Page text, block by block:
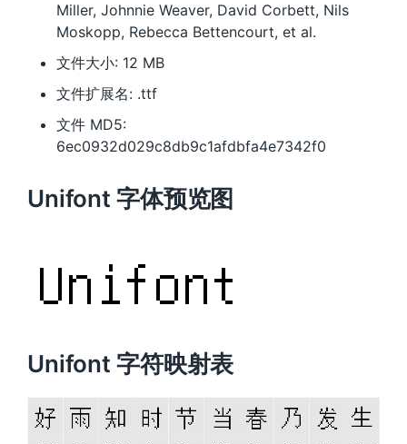
Miller, Johnnie Weaver, David Corbett, Nils
Moskopp, Rebecca Bettencourt, et al.
文件大小: 12 MB
文件扩展名: .ttf
文件 MD5:
6ec0932d029c8db9c1afdbfa4e7342f0
Unifont 字体预览图
Unifont 字符映射表